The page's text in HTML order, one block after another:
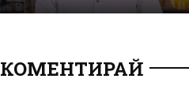
КОМЕНТИРАЙ